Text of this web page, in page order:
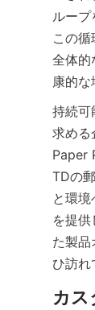
ループ
この循
全体的
康的な
持続可
求める
Paper
TDの
と環
を提
た製品
ひ訪れ
カス